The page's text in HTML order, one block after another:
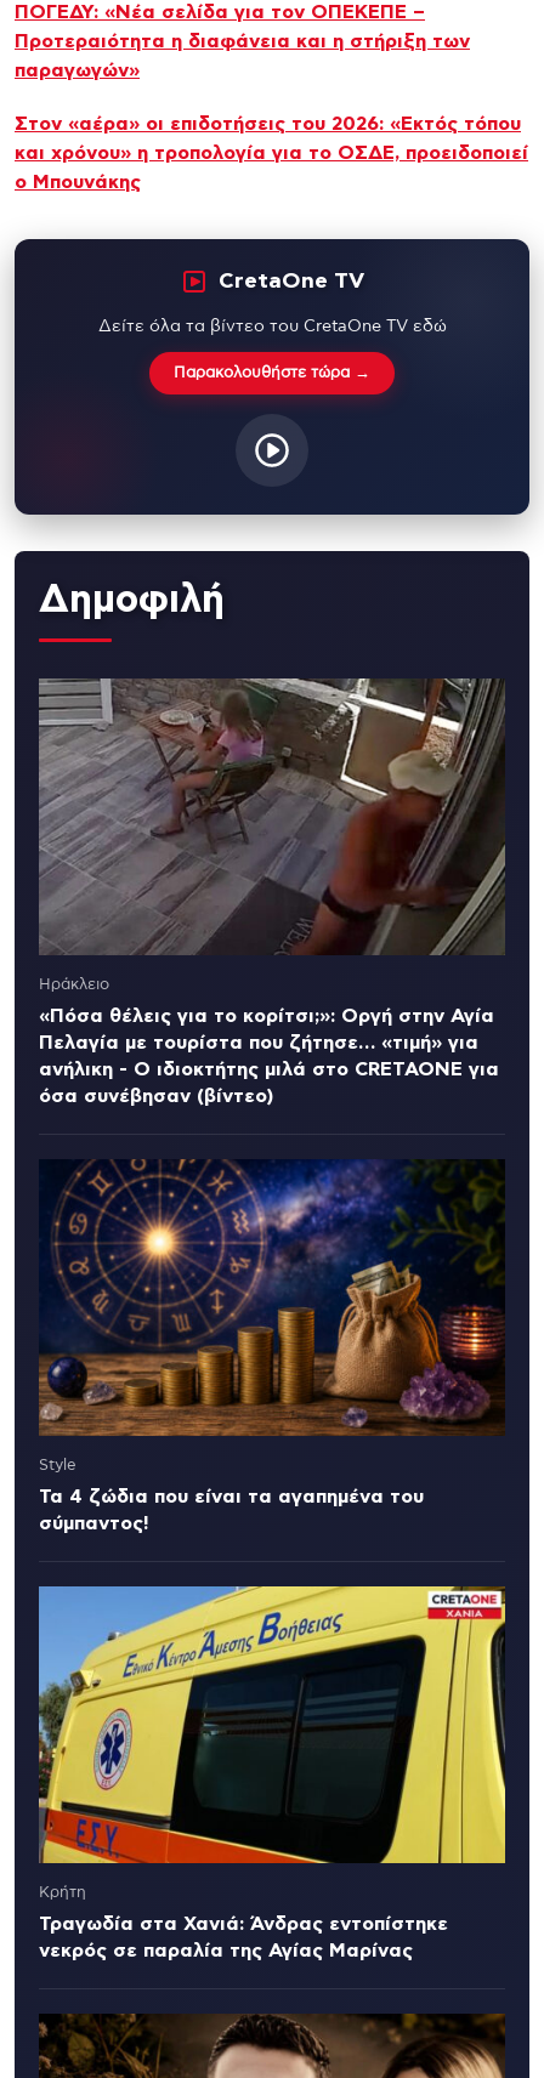
ΠΟΓΕΔΥ: «Νέα σελίδα για τον ΟΠΕΚΕΠΕ –
Προτεραιότητα η διαφάνεια και η στήριξη των
παραγωγών»
Στον «αέρα» οι επιδοτήσεις του 2026: «Εκτός τόπου
και χρόνου» η τροπολογία για το ΟΣΔΕ, προειδοποιεί
ο Μπουνάκης
CretaOne TV
Δείτε όλα τα βίντεο του CretaOne TV εδώ
Παρακολουθήστε τώρα →
Δημοφιλή
Ηράκλειο
«Πόσα θέλεις για το κορίτσι;»: Οργή στην Αγία
Πελαγία με τουρίστα που ζήτησε… «τιμή» για
ανήλικη - Ο ιδιοκτήτης μιλά στο CRETAONE για
όσα συνέβησαν (βίντεο)
Style
Τα 4 ζώδια που είναι τα αγαπημένα του
σύμπαντος!
Κρήτη
Τραγωδία στα Χανιά: Άνδρας εντοπίστηκε
νεκρός σε παραλία της Αγίας Μαρίνας